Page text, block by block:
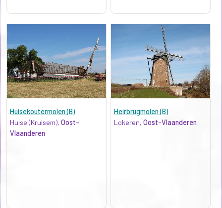
Huisekoutermolen (B)
Huise (Kruisem), Oost-
Vlaanderen
Heirbrugmolen (B)
Lokeren,Oost-Vlaanderen